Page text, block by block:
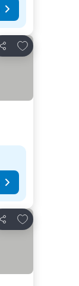
Paylaş
Favorilerime
Paylaş
Favorilerime